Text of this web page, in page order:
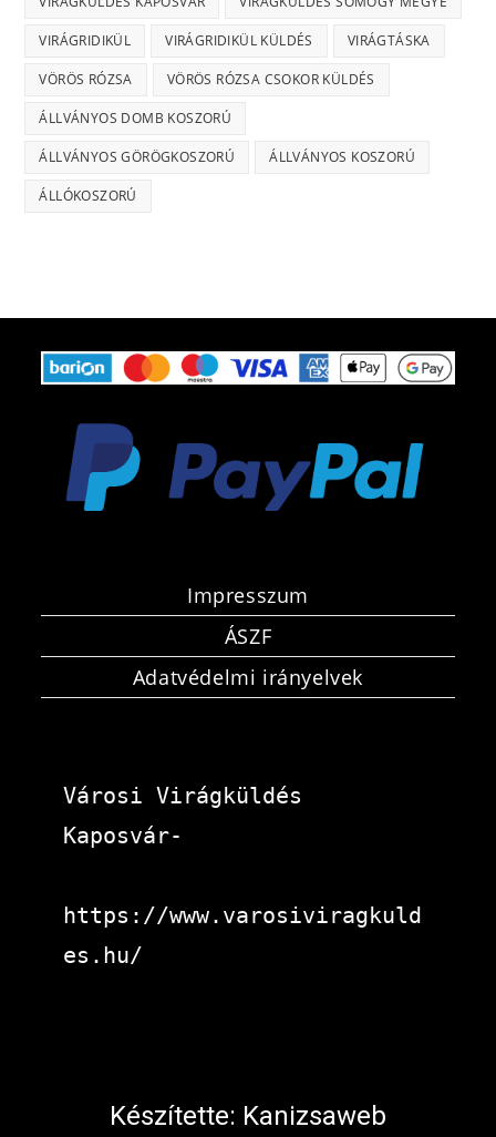
VIRÁGRIDIKÜL VIRÁGRIDIKÜL KÜLDÉS VIRÁGTÁSKA
VÖRÖS RÓZSA VÖRÖS RÓZSA CSOKOR KÜLDÉS
ÁLLVÁNYOS DOMB KOSZORÚ
ÁLLVÁNYOS GÖRÖGKOSZORÚ ÁLLVÁNYOS KOSZORÚ
ÁLLÓKOSZORÚ
Impresszum
ÁSZF
Adatvédelmi irányelvek
Városi Virágküldés
Kaposvár-
https://www.varosiviragkuld
es.hu/
Készítette: Kanizsaweb